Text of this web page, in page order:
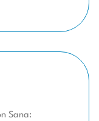
Sana: